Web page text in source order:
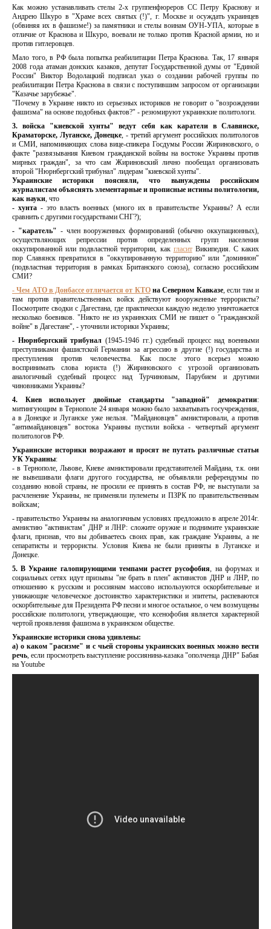
Как можно устанавливать стелы 2-х группенфюреров СС Петру Краснову и
Андрею Шкуро в "Храме всех святых (!)", г. Москве и осуждать украинцев
(обвиняя их в фашизме!) за памятники и стелы воинам ОУН-УПА, которые в
отличие от Краснова и Шкуро, воевали не только против Красной армии, но и
против гитлеровцев.
Мало того, в РФ была попытка реабилитации Петра Краснова. Так, 17 января
2008 года атаман донских казаков, депутат Государственной думы от "Единой
России" Виктор Водолацкий подписал указ о создании рабочей группы по
реабилитации Петра Краснова в связи с поступившим запросом от организации
"Казачье зарубежье".
"Почему в Украине никто из серьезных историков не говорит о "возрождении
фашизма" на основе подобных фактов?" - резюмируют украинские политологи.
3. войска "киевской хунты" ведут себя как каратели в Славянске,
Краматорске, Луганске, Донецке , - третий аргумент российских политологов
и СМИ, напоминающих слова вице-спикера Госдумы России Жириновского, о
факте "развязывания Киевом гражданской войны на востоке Украины против
мирных граждан", за что сам Жириновский лично пообещал организовать
второй "Нюрнбергский трибунал" лидерам "киевской хунты".
Украинские историки поясняли, что вынуждены российским
журналистам объяснять элементарные и прописные истины политологии,
как науки , что
- хунта - это власть военных (много их в правительстве Украины? А если
сравнить с другими государствами СНГ?);
- "каратель" - член вооруженных формирований (обычно оккупационных),
осуществляющих репрессии против определенных групп населения
оккупированной или подвластной территории, как гласитВикипедия. С каких
пор Славянск превратился в "оккупированную территорию" или "доминион"
(подвластная территория в рамках Британского союза), согласно российским
СМИ?
- Чем АТО в Донбассе отличается от КТОна Северном Кавказе, если там и
там против правительственных войск действуют вооруженные террористы?
Посмотрите сводки с Дагестана, где практически каждую неделю уничтожается
несколько боевиков. "Никто не из украинских СМИ не пишет о "гражданской
войне" в Дагестане", - уточнили историки Украины;
- Нюрнбергский трибунал (1945-1946 гг.) судебный процесс над военными
преступниками фашистской Германии за агрессию в другие (!) государства и
преступления против человечества. Как после этого всерьез можно
воспринимать слова юриста (!) Жириновского с угрозой организовать
аналогичный судебный процесс над Турчиновым, Парубием и другими
чиновниками Украины?
4. Киев использует двойные стандарты "западной" демократии:
митингующим в Тернополе 24 января можно было захватывать госучреждения,
а в Донецке и Луганске уже нельзя. "Майдановцев" амнистировали, а против
"антимайдановцев" востока Украины пустили войска - четвертый аргумент
политологов РФ.
Украинские историки возражают и просят не путать различные статьи
УК Украины:
- в Тернополе, Львове, Киеве амнистировали представителей Майдана, т.к. они
не вывешивали флаги другого государства, не объявляли референдумы по
созданию новой страны, не просили ее принять в состав РФ, не выступали за
расчленение Украины, не применяли пулеметы и ПЗРК по правительственным
войскам;
- правительство Украины на аналогичным условиях предложило в апреле 2014г.
амнистию "активистам" ДНР и ЛНР: сложите оружие и поднимите украинские
флаги, признав, что вы добиваетесь своих прав, как граждане Украины, а не
сепаратисты и террористы. Условия Киева не были приняты в Луганске и
Донецке.
5. В Украине галопирующими темпами растет русофобия , на форумах и
социальных сетях идут призывы "не брать в плен" активистов ДНР и ЛНР, по
отношению к русским и россиянам массово используются оскорбительные и
унижающие человеческое достоинство характеристики и эпитеты, распеваются
оскорбительные для Президента РФ песни и многое остальное, о чем возмущены
российские политологи, утверждающие, что ксенофобия является характерной
чертой проявления фашизма в украинском обществе.
Украинские историки снова удивлены:
а) о каком "расизме" и с чьей стороны украинских военных можно вести
речь , если просмотреть выступление россиянина-казака "ополченца ДНР" Бабая
на Youtube